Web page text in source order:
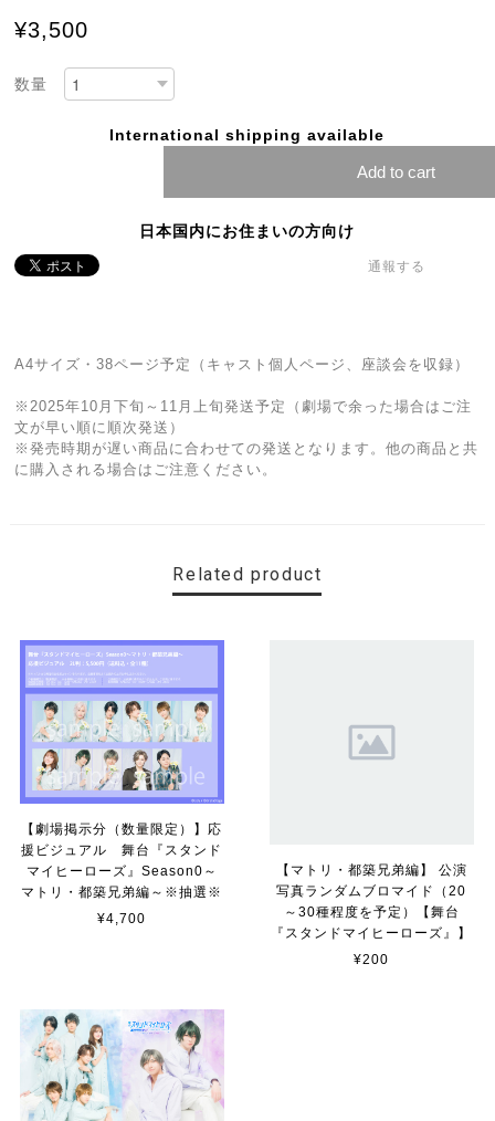
¥3,500
数量
International shipping available
Add to cart
日本国内にお住まいの方向け
通報する
A4サイズ・38ページ予定（キャスト個人ページ、座談会を収録）
※2025年10月下旬～11月上旬発送予定（劇場で余った場合はご注
文が早い順に順次発送）
※発売時期が遅い商品に合わせての発送となります。他の商品と共
に購入される場合はご注意ください。
Related product
【劇場掲示分（数量限定）】応
援ビジュアル 舞台『スタンド
マイヒーローズ』Season0～
マトリ・都築兄弟編～※抽選※
¥4,700
【マトリ・都築兄弟編】 公演
写真ランダムブロマイド（20
～30種程度を予定）【舞台
『スタンドマイヒーローズ』】
¥200